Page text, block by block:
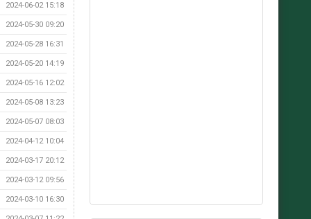
2024-06-02 15:18
2024-05-30 09:20
2024-05-28 16:31
2024-05-20 14:19
2024-05-16 12:02
2024-05-08 13:23
2024-05-07 08:03
2024-04-12 10:04
2024-03-17 20:12
2024-03-12 09:56
2024-03-10 16:30